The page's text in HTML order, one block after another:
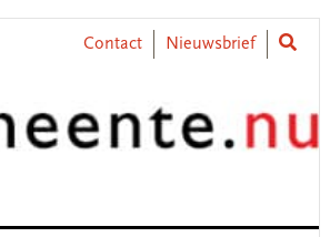
Contact Nieuwsbrief